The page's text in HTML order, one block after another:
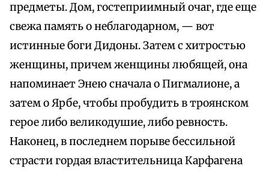
предметы. Дом, гостеприимный очаг, где еще
свежа память о неблагодарном, — вот
истинные боги Дидоны. Затем с хитростью
женщины, причем женщины любящей, она
напоминает Энею сначала о Пигмалионе, а
затем о Ярбе, чтобы пробудить в троянском
герое либо великодушие, либо ревность.
Наконец, в последнем порыве бессильной
страсти гордая властительница Карфагена